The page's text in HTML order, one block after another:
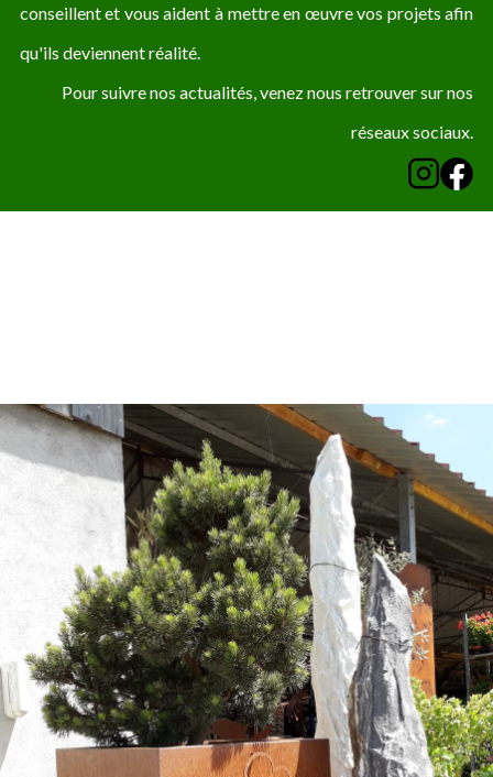
conseillent et vous aident à mettre en œuvre vos projets afin
qu'ils deviennent réalité.
Pour suivre nos actualités, venez nous retrouver sur nos
réseaux sociaux.